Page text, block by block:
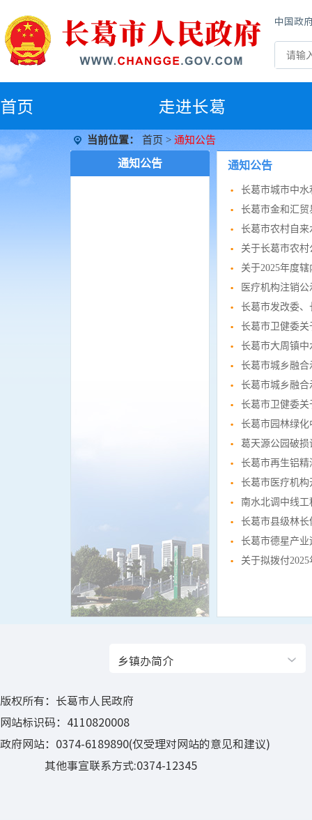
中国政
首页 走进长葛
当前位置： 首页 > 通知公告
通知公告 通知公告
长葛市城市中
长葛市金和汇贸
长葛市农村自
关于长葛市农
关于2025年度
医疗机构注销公
长葛市卫健委
长葛市大周镇
长葛市城乡融合
长葛市卫健委
长葛市园林绿
葛天源公园破
长葛市医疗机构
南水北调中线
长葛市县级林长
长葛市德星产
关于拟拨付
乡镇办简介
版权所有：长葛市人民政府
网站标识码：4110820008
政府网站：0374-6189890(仅受理对网站的意见和建议)
其他事宣联系方式:0374-12345